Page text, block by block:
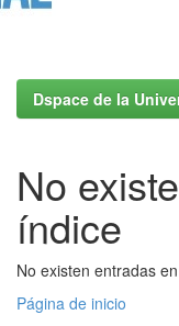
Dspace de la
No
índice
No existen entradas
Página de inicio